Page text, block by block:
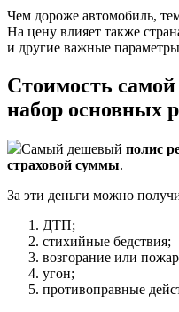
Чем дороже автомобиль,
На цену влияет также
и другие важные
Стоимость
набор основных
Самый дешевый полис
страховой суммы.
За эти деньги можно
ДТП;
стихийные бедствия;
возгорание или
угон;
противоправные